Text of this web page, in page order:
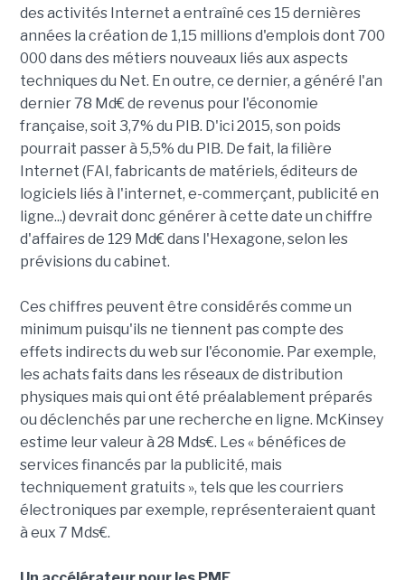
des activités Internet a entraîné ces 15 dernières
années la création de 1,15 millions d'emplois dont 700
000 dans des métiers nouveaux liés aux aspects
techniques du Net. En outre, ce dernier, a généré l'an
dernier 78 Md€ de revenus pour l'économie
française, soit 3,7% du PIB. D'ici 2015, son poids
pourrait passer à 5,5% du PIB. De fait, la filière
Internet (FAI, fabricants de matériels, éditeurs de
logiciels liés à l'internet, e-commerçant, publicité en
ligne...) devrait donc générer à cette date un chiffre
d'affaires de 129 Md€ dans l'Hexagone, selon les
prévisions du cabinet.
Ces chiffres peuvent être considérés comme un
minimum puisqu'ils ne tiennent pas compte des
effets indirects du web sur l'économie. Par exemple,
les achats faits dans les réseaux de distribution
physiques mais qui ont été préalablement préparés
ou déclenchés par une recherche en ligne. McKinsey
estime leur valeur à 28 Mds€. Les « bénéfices de
services financés par la publicité, mais
techniquement gratuits », tels que les courriers
électroniques par exemple, représenteraient quant
à eux 7 Mds€.